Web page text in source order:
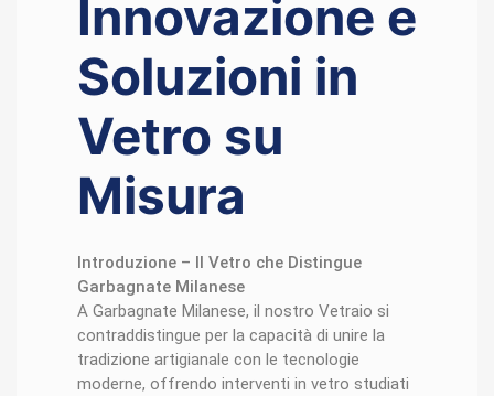
Innovazione e
Soluzioni in
Vetro su
Misura
Introduzione – Il Vetro che Distingue
Garbagnate Milanese
A Garbagnate Milanese, il nostro Vetraio si
contraddistingue per la capacità di unire la
tradizione artigianale con le tecnologie
moderne, offrendo interventi in vetro studiati